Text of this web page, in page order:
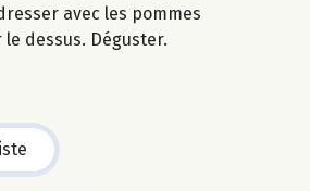
avec les pommes
dessus. Déguster.